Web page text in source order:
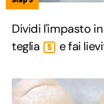
Dividi l'impasto
teglia
5 e fai